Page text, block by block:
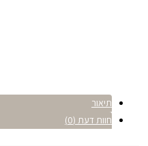
תיאור
חוות דעת (0)